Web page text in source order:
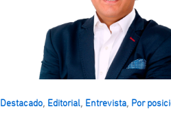
Destacado, Editorial, Entrevista, Por